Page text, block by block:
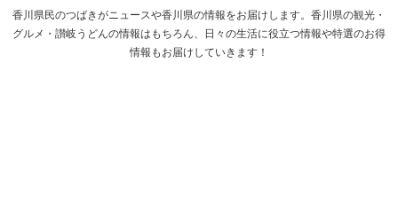
香川県民のつばきがニュースや香川県の情報をお届けします。香川県の観光・
グルメ・讃岐うどんの情報はもちろん、日々の生活に役立つ情報や特選のお得
情報もお届けしていきます！